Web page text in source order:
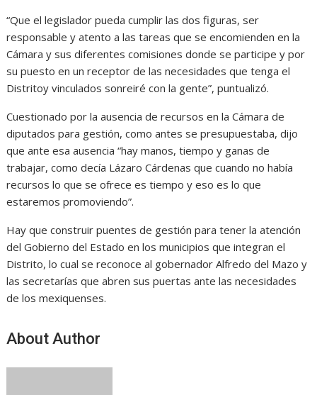
“Que el legislador pueda cumplir las dos figuras, ser
responsable y atento a las tareas que se encomienden en la
Cámara y sus diferentes comisiones donde se participe y por
su puesto en un receptor de las necesidades que tenga el
Distritoy vinculados sonreiré con la gente”, puntualizó.
Cuestionado por la ausencia de recursos en la Cámara de
diputados para gestión, como antes se presupuestaba, dijo
que ante esa ausencia “hay manos, tiempo y ganas de
trabajar, como decía Lázaro Cárdenas que cuando no había
recursos lo que se ofrece es tiempo y eso es lo que
estaremos promoviendo”.
Hay que construir puentes de gestión para tener la atención
del Gobierno del Estado en los municipios que integran el
Distrito, lo cual se reconoce al gobernador Alfredo del Mazo y
las secretarías que abren sus puertas ante las necesidades
de los mexiquenses.
About Author